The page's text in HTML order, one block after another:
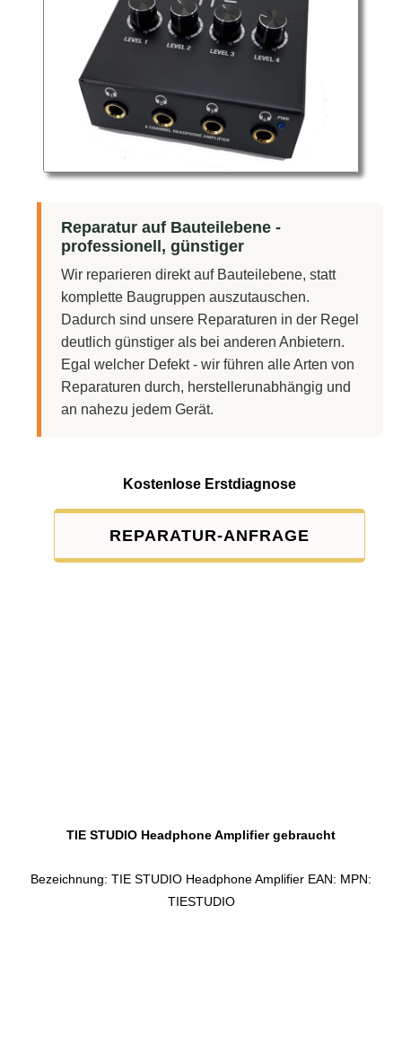
Reparatur auf Bauteilebene -
professionell, günstiger
Wir reparieren direkt auf Bauteilebene, statt
komplette Baugruppen auszutauschen.
Dadurch sind unsere Reparaturen in der Regel
deutlich günstiger als bei anderen Anbietern.
Egal welcher Defekt - wir führen alle Arten von
Reparaturen durch, herstellerunabhängig und
an nahezu jedem Gerät.
Kostenlose Erstdiagnose
REPARATUR-ANFRAGE
TIE STUDIO Headphone Amplifier gebraucht
Bezeichnung: TIE STUDIO Headphone Amplifier EAN: MPN:
TIESTUDIO